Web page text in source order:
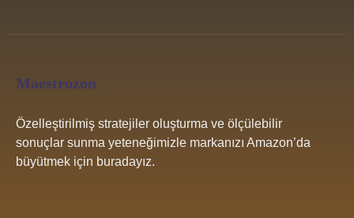
Maestrozon
Özelleştirilmiş stratejiler oluşturma ve ölçülebilir
sonuçlar sunma yeteneğimizle markanızı Amazon’da
büyütmek için buradayız.